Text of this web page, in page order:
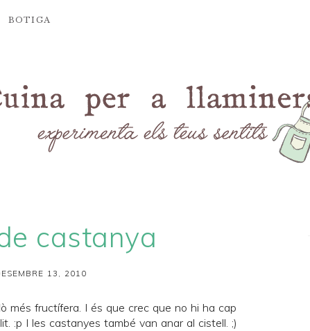
BOTIGA
castanya
13, 2010
més fructífera. I és que crec que no hi ha cap
:p I les castanyes també van anar al cistell. ;)